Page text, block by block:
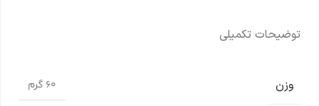
توضیحات تکمیلی
وزن 60 گرم